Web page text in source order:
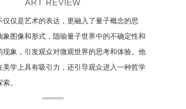
ART REVIEW
仅仅是艺术的表达，更融入了量子概念的思
象图像和形式，隐喻量子世界中的不确定性和
现象，引发观众对微观世界的思考和体验。他
美学上具有吸引力，还引导观众进入一种哲学
。